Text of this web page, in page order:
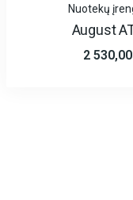
Nuotekų
August
2 530,00